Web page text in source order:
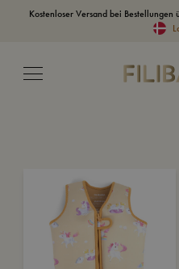
Kostenloser Versand bei